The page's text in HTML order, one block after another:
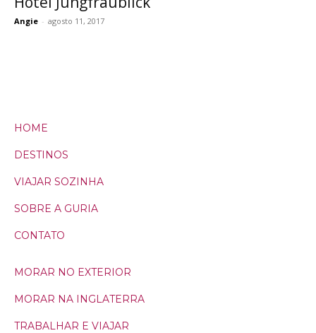
Angie - agosto 11, 2017
HOME
DESTINOS
VIAJAR SOZINHA
SOBRE A GURIA
CONTATO
MORAR NO EXTERIOR
MORAR NA INGLATERRA
TRABALHAR E VIAJAR